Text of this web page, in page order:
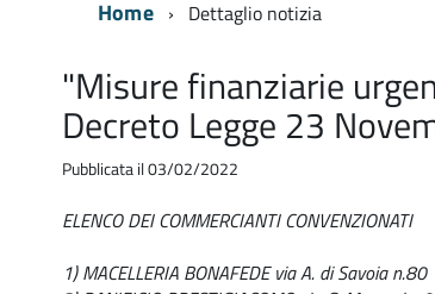
Home Dettaglio notizia
"Misure finanziarie
Decreto Legge 23
Pubblicata il 03/02/2022
ELENCO DEI COMMERCIANTI CONVENZIONATI
1) MACELLERIA BONAFEDE via A. di Savoia n.80